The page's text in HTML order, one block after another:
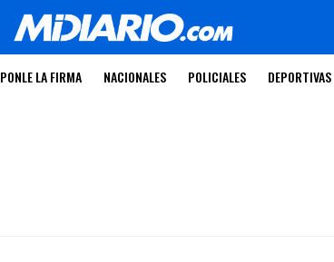
PONLE LA FIRMA NACIONALES POLICIALES DEPORTIVAS